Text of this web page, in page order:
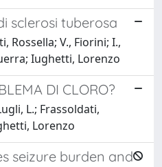
sclerosi tuberosa
Rossella; V., Fiorini; I.,
Iughetti, Lorenzo
DI CLORO?
L.; Frassoldati,
Lorenzo
seizure burden and